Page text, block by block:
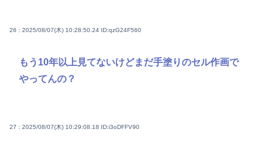
26 : 2025/08/07(木) 10:28:50.24 ID:qzG24F560
もう10年以上見てないけどまだ手塗りのセル作画で
やってんの？
27 : 2025/08/07(木) 10:29:08.18 ID:i3oDFFV90